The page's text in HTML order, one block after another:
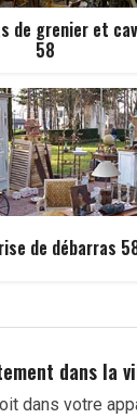
de grenier et
58
de débarras
dans la
dans votre